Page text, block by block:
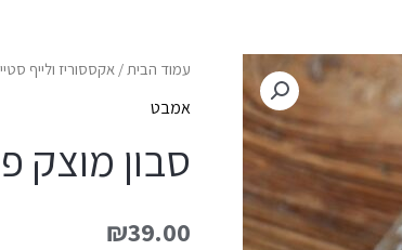
עמוד הבית/ אקססוריז ולייף
אמבט
סבון מוצק
₪39.00
כמות
של
מוצק